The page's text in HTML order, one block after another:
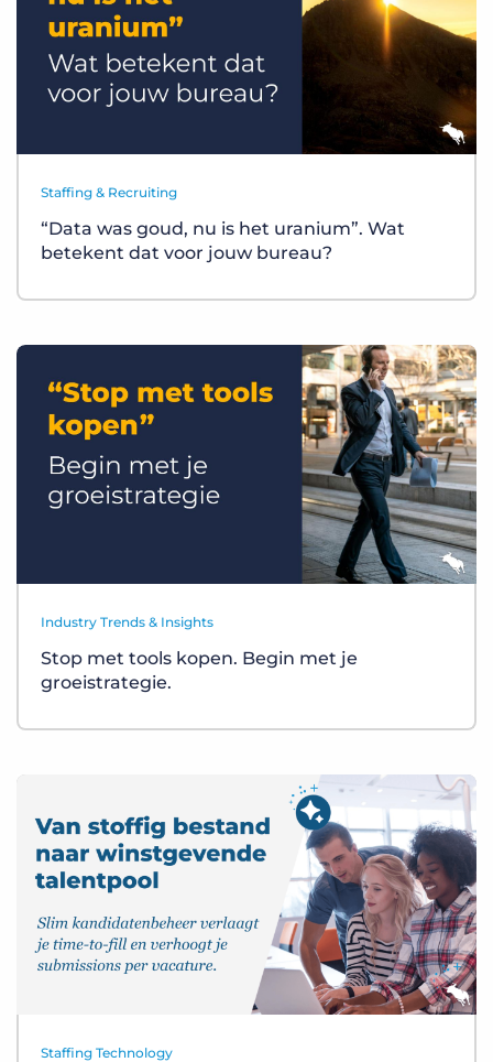
Staffing & Recruiting
“Data was goud, nu is het uranium”. Wat
betekent dat voor jouw bureau?
Industry Trends & Insights
Stop met tools kopen. Begin met je
groeistrategie.
Staffing Technology